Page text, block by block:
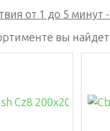
от 1 до 5 минут
вы